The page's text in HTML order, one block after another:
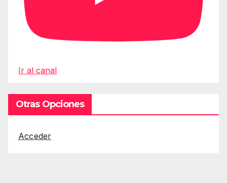
Ir al canal
Otras Opciones
Acceder